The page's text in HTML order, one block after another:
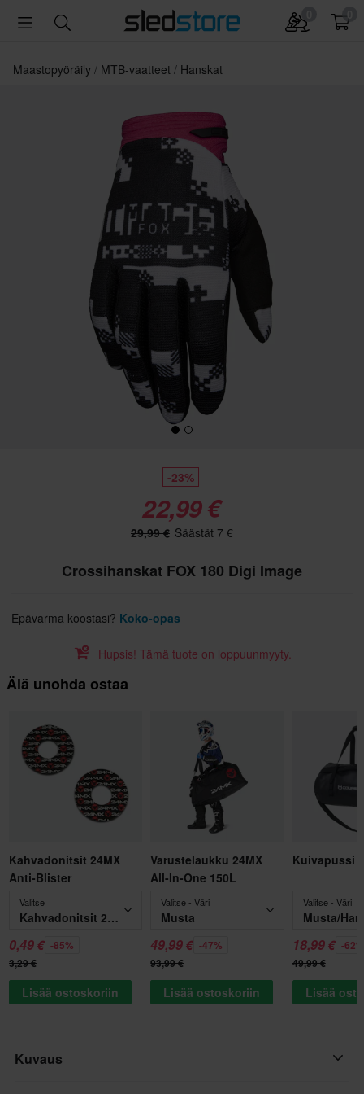
Maastopyöräily MTB-vaatteet Hanskat
-23%
22,99 €
29,99 € Säästät 7 €
Crossihanskat FOX 180 Digi Image
Epävarma koostasi? Koko-opas
Hupsis! Tämä tuote on loppuunmyyty.
Älä unohda ostaa
Kahvadonitsit 24MX
Anti-Blister
Valitse
Kahvadonitsit 24MX Anti-Blister
0,49 € -85%
3,29 €
Lisää ostoskoriin
Varustelaukku 24MX
All-In-One 150L
Valitse - Väri
Musta
49,99 € -47%
93,99 €
Lisää ostoskoriin
Kuivapussi
Valitse - Väri
Musta/
18,99 € -62%
49,99 €
Lisää
Kuvaus